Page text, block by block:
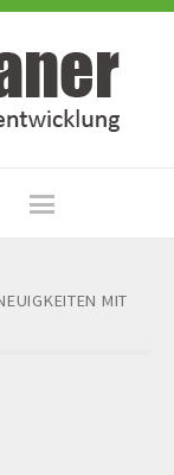
MIT